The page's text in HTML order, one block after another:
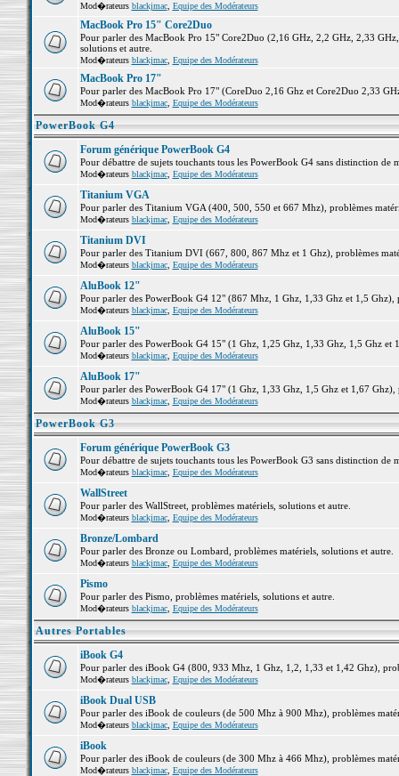
Mod�rateurs blackjmac, Equipe des Modérateurs
MacBook Pro 15" Core2Duo
Pour parler des MacBook Pro 15" Core2Duo (2,16 GHz, 2,2 GHz, 2,33
solutions et autre.
Mod�rateurs blackjmac, Equipe des Modérateurs
MacBook Pro 17"
Pour parler des MacBook Pro 17" (CoreDuo 2,16 Ghz et Core2Duo 2,33
Mod�rateurs blackjmac, Equipe des Modérateurs
PowerBook G4
Forum générique PowerBook G4
Pour débattre de sujets touchants tous les PowerBook G4 sans distinction de
Mod�rateurs blackjmac, Equipe des Modérateurs
Titanium VGA
Pour parler des Titanium VGA (400, 500, 550 et 667 Mhz), problèmes
Mod�rateurs blackjmac, Equipe des Modérateurs
Titanium DVI
Pour parler des Titanium DVI (667, 800, 867 Mhz et 1 Ghz), problèmes
Mod�rateurs blackjmac, Equipe des Modérateurs
AluBook 12"
Pour parler des PowerBook G4 12" (867 Mhz, 1 Ghz, 1,33 Ghz et 1,5 Ghz),
Mod�rateurs blackjmac, Equipe des Modérateurs
AluBook 15"
Pour parler des PowerBook G4 15" (1 Ghz, 1,25 Ghz, 1,33 Ghz, 1,5 Ghz et
Mod�rateurs blackjmac, Equipe des Modérateurs
AluBook 17"
Pour parler des PowerBook G4 17" (1 Ghz, 1,33 Ghz, 1,5 Ghz et 1,67 Ghz),
Mod�rateurs blackjmac, Equipe des Modérateurs
PowerBook G3
Forum générique PowerBook G3
Pour débattre de sujets touchants tous les PowerBook G3 sans distinction de
Mod�rateurs blackjmac, Equipe des Modérateurs
WallStreet
Pour parler des WallStreet, problèmes matériels, solutions et autre.
Mod�rateurs blackjmac, Equipe des Modérateurs
Bronze/Lombard
Pour parler des Bronze ou Lombard, problèmes matériels, solutions et autre.
Mod�rateurs blackjmac, Equipe des Modérateurs
Pismo
Pour parler des Pismo, problèmes matériels, solutions et autre.
Mod�rateurs blackjmac, Equipe des Modérateurs
Autres Portables
iBook G4
Pour parler des iBook G4 (800, 933 Mhz, 1 Ghz, 1,2, 1,33 et 1,42 Ghz),
Mod�rateurs blackjmac, Equipe des Modérateurs
iBook Dual USB
Pour parler des iBook de couleurs (de 500 Mhz à 900 Mhz), problèmes
Mod�rateurs blackjmac, Equipe des Modérateurs
iBook
Pour parler des iBook de couleurs (de 300 Mhz à 466 Mhz), problèmes
Mod�rateurs blackjmac, Equipe des Modérateurs